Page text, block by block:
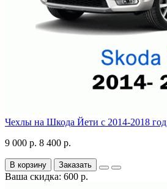
Чехлы на Шкода Йети с 2014-2018 год
9 000 р. 8 400 р.
В корзину Заказать
Ваша скидка: 600 р.